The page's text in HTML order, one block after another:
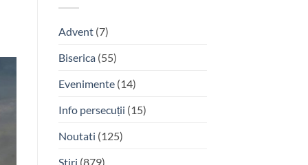
Advent(7)
Biserica(55)
Evenimente(14)
Info persecuții (15)
Noutati (125)
Stiri (879)